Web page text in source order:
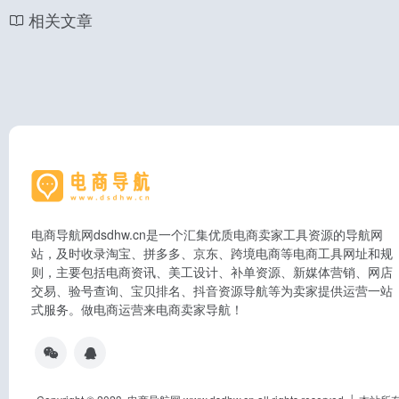
相关文章
电商导航网dsdhw.cn是一个汇集优质电商卖家工具资源的导航网
站，及时收录淘宝、拼多多、京东、跨境电商等电商工具网址和规
则，主要包括电商资讯、美工设计、补单资源、新媒体营销、网店
交易、验号查询、宝贝排名、抖音资源导航等为卖家提供运营一站
式服务。做电商运营来电商卖家导航！